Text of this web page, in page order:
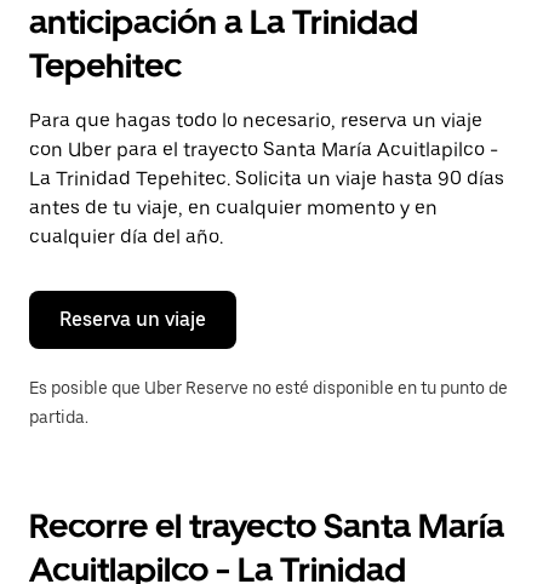
y
selecciona
una
fecha.
Presiona
la
tecla Esc
para
cerrar
el
calendario.
anticipación a La Trinidad
Tepehitec
Para que hagas todo lo necesario, reserva un viaje
con Uber para el trayecto Santa María Acuitlapilco -
La Trinidad Tepehitec. Solicita un viaje hasta 90 días
antes de tu viaje, en cualquier momento y en
cualquier día del año.
Reserva un viaje
Es posible que Uber Reserve no esté disponible en tu punto de
partida.
Recorre el trayecto Santa María
Acuitlapilco - La Trinidad